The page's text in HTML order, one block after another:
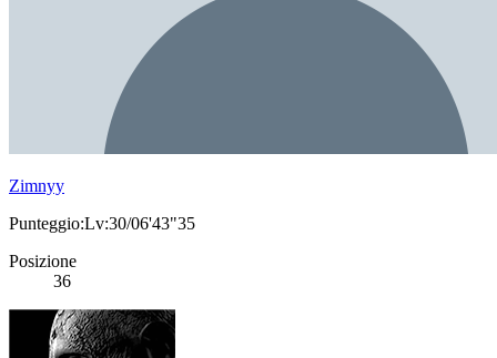
Zimnyy
Punteggio:Lv:30/06'43"35
Posizione
36